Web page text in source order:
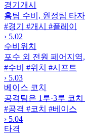
경기개시
홈팀 수비, 원정팀 타
#경기
#개시 #플레이
› 5.02
수비위치
포수 외 전원 페어지
#수비
#위치 #시프트
› 5.03
베이스 코치
공격팀은 1루·3루 코
#공격 #코치 #베이스
› 5.04
타격